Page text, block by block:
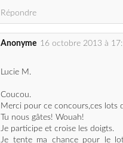
Lucie M.
Merci pour ce concours,ces lots
Je participe et croise les doigts.
Je tente ma chance pour le lot
m'aide à masquer mes
matins,avant le maquillage.
Je suis membre de ton blog :